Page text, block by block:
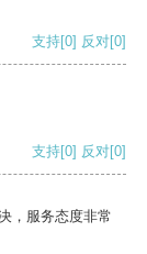
支持[0] 反对[0]
支持[0] 反对[0]
，服务态度非常